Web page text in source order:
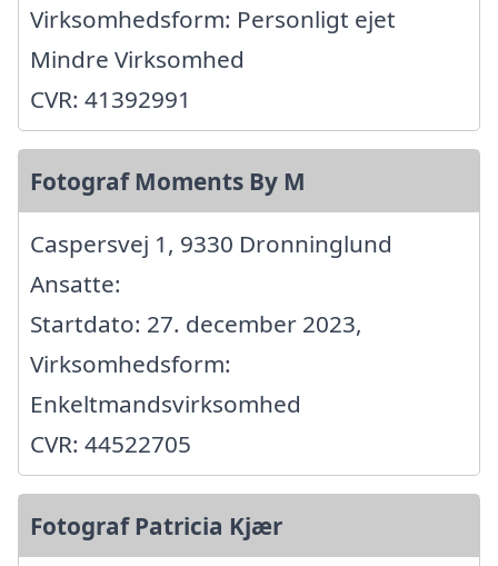
Virksomhedsform: Personligt ejet
Mindre Virksomhed
CVR: 41392991
Fotograf Moments By M
Caspersvej 1, 9330 Dronninglund
Ansatte:
Startdato: 27. december 2023,
Virksomhedsform:
Enkeltmandsvirksomhed
CVR: 44522705
Fotograf Patricia Kjær